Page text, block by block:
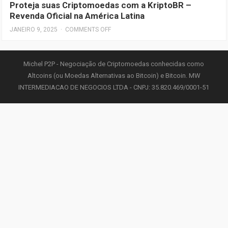
Proteja suas Criptomoedas com a KriptoBR –
Revenda Oficial na América Latina
JANEIRO 9, 2025 · COMMENTS OFF
Michel P2P - Negociação de Criptomoedas conhecidas como
Altcoins (ou Moedas Alternativas ao Bitcoin) e Bitcoin. MW
INTERMEDIACAO DE NEGOCIOS LTDA - CNPJ: 35.820.469/0001-51